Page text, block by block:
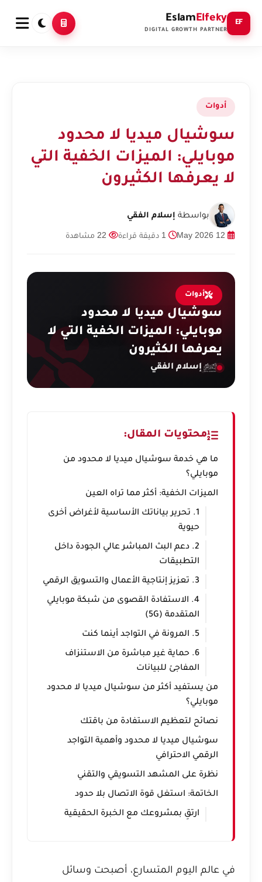
EF
EslamElfeky
DIGITAL GROWTH PARTNER
أدوات
سوشيال ميديا لا محدود
موبايلي: الميزات الخفية التي
لا يعرفها الكثيرون
بواسطة إسلام الفقي
أدوات
سوشيال ميديا لا محدود
موبايلي: الميزات الخفية التي لا
يعرفها الكثيرون
إسلام الفقي
محتويات المقال:
ما هي خدمة سوشيال ميديا لا محدود من
موبايلي؟
الميزات الخفية: أكثر مما تراه العين
1. تحرير بياناتك الأساسية لأغراض أخرى
حيوية
2. دعم البث المباشر عالي الجودة داخل
التطبيقات
3. تعزيز إنتاجية الأعمال والتسويق الرقمي
4. الاستفادة القصوى من شبكة موبايلي
المتقدمة (5G)
5. المرونة في التواجد أينما كنت
6. حماية غير مباشرة من الاستنزاف
المفاجئ للبيانات
من يستفيد أكثر من سوشيال ميديا لا محدود
موبايلي؟
نصائح لتعظيم الاستفادة من باقتك
سوشيال ميديا لا محدود وأهمية التواجد
الرقمي الاحترافي
نظرة على المشهد التسويقي والتقني
الخاتمة: استغل قوة الاتصال بلا حدود
ارتقِ بمشروعك مع الخبرة الحقيقية
في عالم اليوم المتسارع، أصبحت وسائل